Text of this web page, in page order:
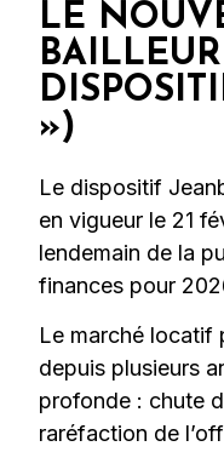
LE
»)
Le dispositif
en vigueur le 21
lendemain de la
finances pour
Le marché locatif
depuis plusieurs
profonde : chute
raréfaction de